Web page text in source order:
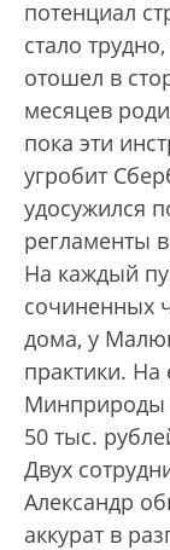
потенциал
стало
отошел в
месяцев
пока эти
угробит
удосужился
регламенты
На каждый
сочиненных
дома, у
практики. На
Минприроды
50 тыс.
Двух
Александр
аккурат в